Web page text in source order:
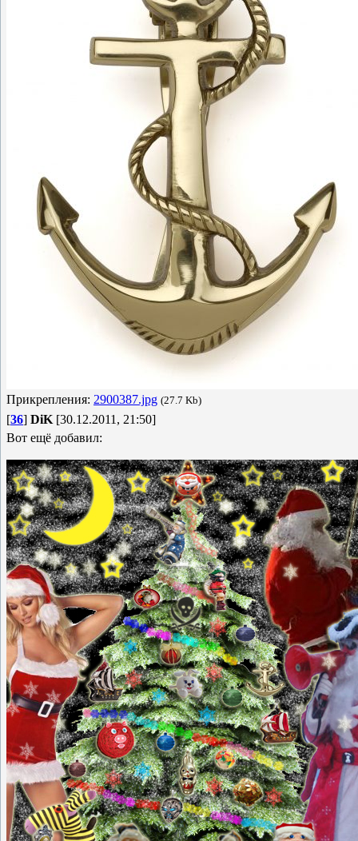
Прикрепления: 2900387.jpg (27.7 Kb)
[36] DiK [30.12.2011, 21:50]
Вот ещё добавил: